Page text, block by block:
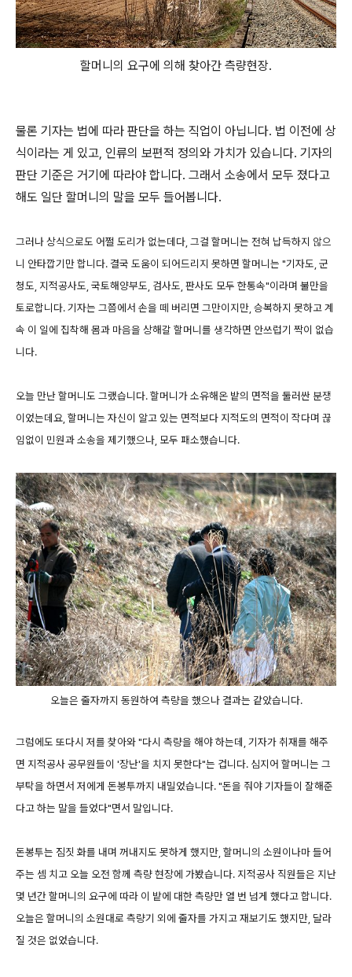
할머니의 요구에 의해 찾아간 측량현장.
물론 기자는 법에 따라 판단을 하는 직업이 아닙니다. 법 이전에 상
식이라는 게 있고, 인류의 보편적 정의와 가치가 있습니다. 기자의
판단 기준은 거기에 따라야 합니다. 그래서 소송에서 모두 졌다고
해도 일단 할머니의 말을 모두 들어봅니다.
그러나 상식으로도 어쩔 도리가 없는데다, 그걸 할머니는 전혀 납득하지 않으
니 안타깝기만 합니다. 결국 도움이 되어드리지 못하면 할머니는 "기자도, 군
청도, 지적공사도, 국토해양부도, 검사도, 판사도 모두 한통속"이라며 불만을
토로합니다. 기자는 그쯤에서 손을 떼 버리면 그만이지만, 승복하지 못하고 계
속 이 일에 집착해 몸과 마음을 상해갈 할머니를 생각하면 안쓰럽기 짝이 없습
니다.
오늘 만난 할머니도 그랬습니다. 할머니가 소유해온 밭의 면적을 둘러싼 분쟁
이었는데요, 할머니는 자신이 알고 있는 면적보다 지적도의 면적이 작다며 끊
임없이 민원과 소송을 제기했으나, 모두 패소했습니다.
오늘은 줄자까지 동원하여 측량을 했으나 결과는 같았습니다.
그럼에도 또다시 저를 찾아와 "다시 측량을 해야 하는데, 기자가 취재를 해주
면 지적공사 공무원들이 '장난'을 치지 못한다"는 겁니다. 심지어 할머니는 그
부탁을 하면서 저에게 돈봉투까지 내밀었습니다. "돈을 줘야 기자들이 잘해준
다고 하는 말을 들었다"면서 말입니다.
돈봉투는 짐짓 화를 내며 꺼내지도 못하게 했지만, 할머니의 소원이나마 들어
주는 셈 치고 오늘 오전 함께 측량 현장에 가봤습니다. 지적공사 직원들은 지난
몇 년간 할머니의 요구에 따라 이 밭에 대한 측량만 열 번 넘게 했다고 합니다.
오늘은 할머니의 소원대로 측량기 외에 줄자를 가지고 재보기도 했지만, 달라
질 것은 없었습니다.